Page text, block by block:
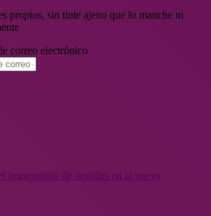
propios, sin tinte ajeno que lo manche ni
correo electrónico
intercambio de semillas en la nueva